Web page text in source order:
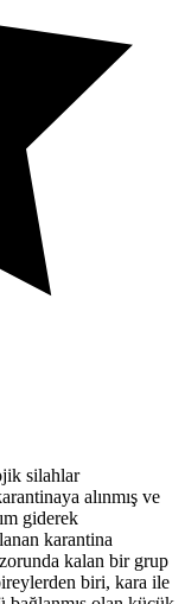
silahlar
alınmış ve
giderek
karantina
kalan bir grup
biri, kara ile